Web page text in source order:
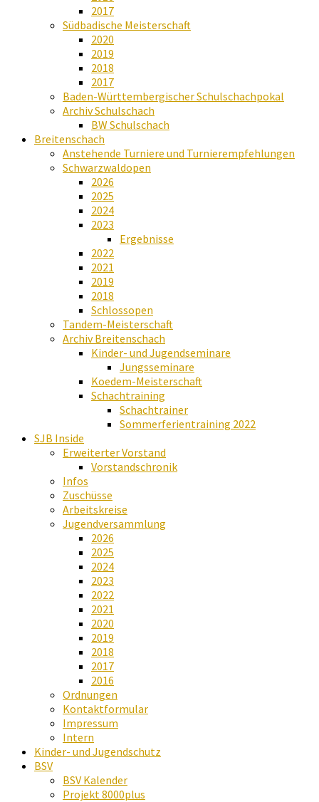
2017
Südbadische Meisterschaft
2020
2019
2018
2017
Baden-Württembergischer Schulschachpokal
Archiv Schulschach
BW Schulschach
Breitenschach
Anstehende Turniere und Turnierempfehlungen
Schwarzwaldopen
2026
2025
2024
2023
Ergebnisse
2022
2021
2019
2018
Schlossopen
Tandem-Meisterschaft
Archiv Breitenschach
Kinder- und Jugendseminare
Jungsseminare
Koedem-Meisterschaft
Schachtraining
Schachtrainer
Sommerferientraining 2022
SJB Inside
Erweiterter Vorstand
Vorstandschronik
Infos
Zuschüsse
Arbeitskreise
Jugendversammlung
2026
2025
2024
2023
2022
2021
2020
2019
2018
2017
2016
Ordnungen
Kontaktformular
Impressum
Intern
Kinder- und Jugendschutz
BSV
BSV Kalender
Projekt 8000plus